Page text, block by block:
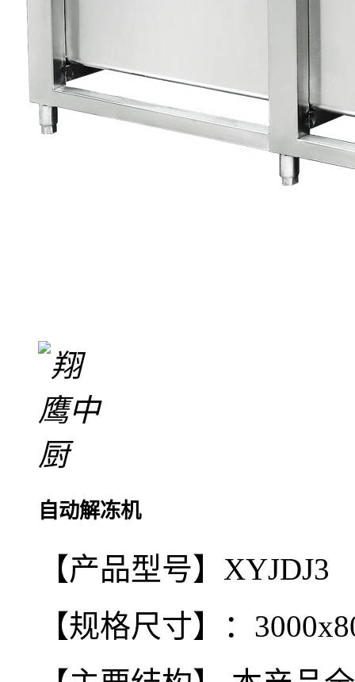
自动解冻机
【产品型号】XYJDJ3
【规格尺寸】：